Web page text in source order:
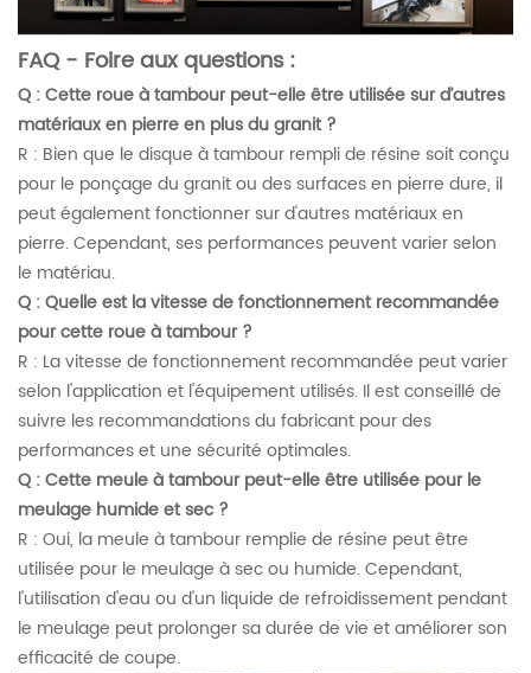
FAQ - Foire aux questions :
Q : Cette roue à tambour peut-elle être utilisée sur d’autres
matériaux en pierre en plus du granit ?
R : Bien que le disque à tambour rempli de résine soit conçu
pour le ponçage du granit ou des surfaces en pierre dure, il
peut également fonctionner sur d'autres matériaux en
pierre. Cependant, ses performances peuvent varier selon
le matériau.
Q : Quelle est la vitesse de fonctionnement recommandée
pour cette roue à tambour ?
R : La vitesse de fonctionnement recommandée peut varier
selon l'application et l'équipement utilisés. Il est conseillé de
suivre les recommandations du fabricant pour des
performances et une sécurité optimales.
Q : Cette meule à tambour peut-elle être utilisée pour le
meulage humide et sec ?
R : Oui, la meule à tambour remplie de résine peut être
utilisée pour le meulage à sec ou humide. Cependant,
l'utilisation d'eau ou d'un liquide de refroidissement pendant
le meulage peut prolonger sa durée de vie et améliorer son
efficacité de coupe.